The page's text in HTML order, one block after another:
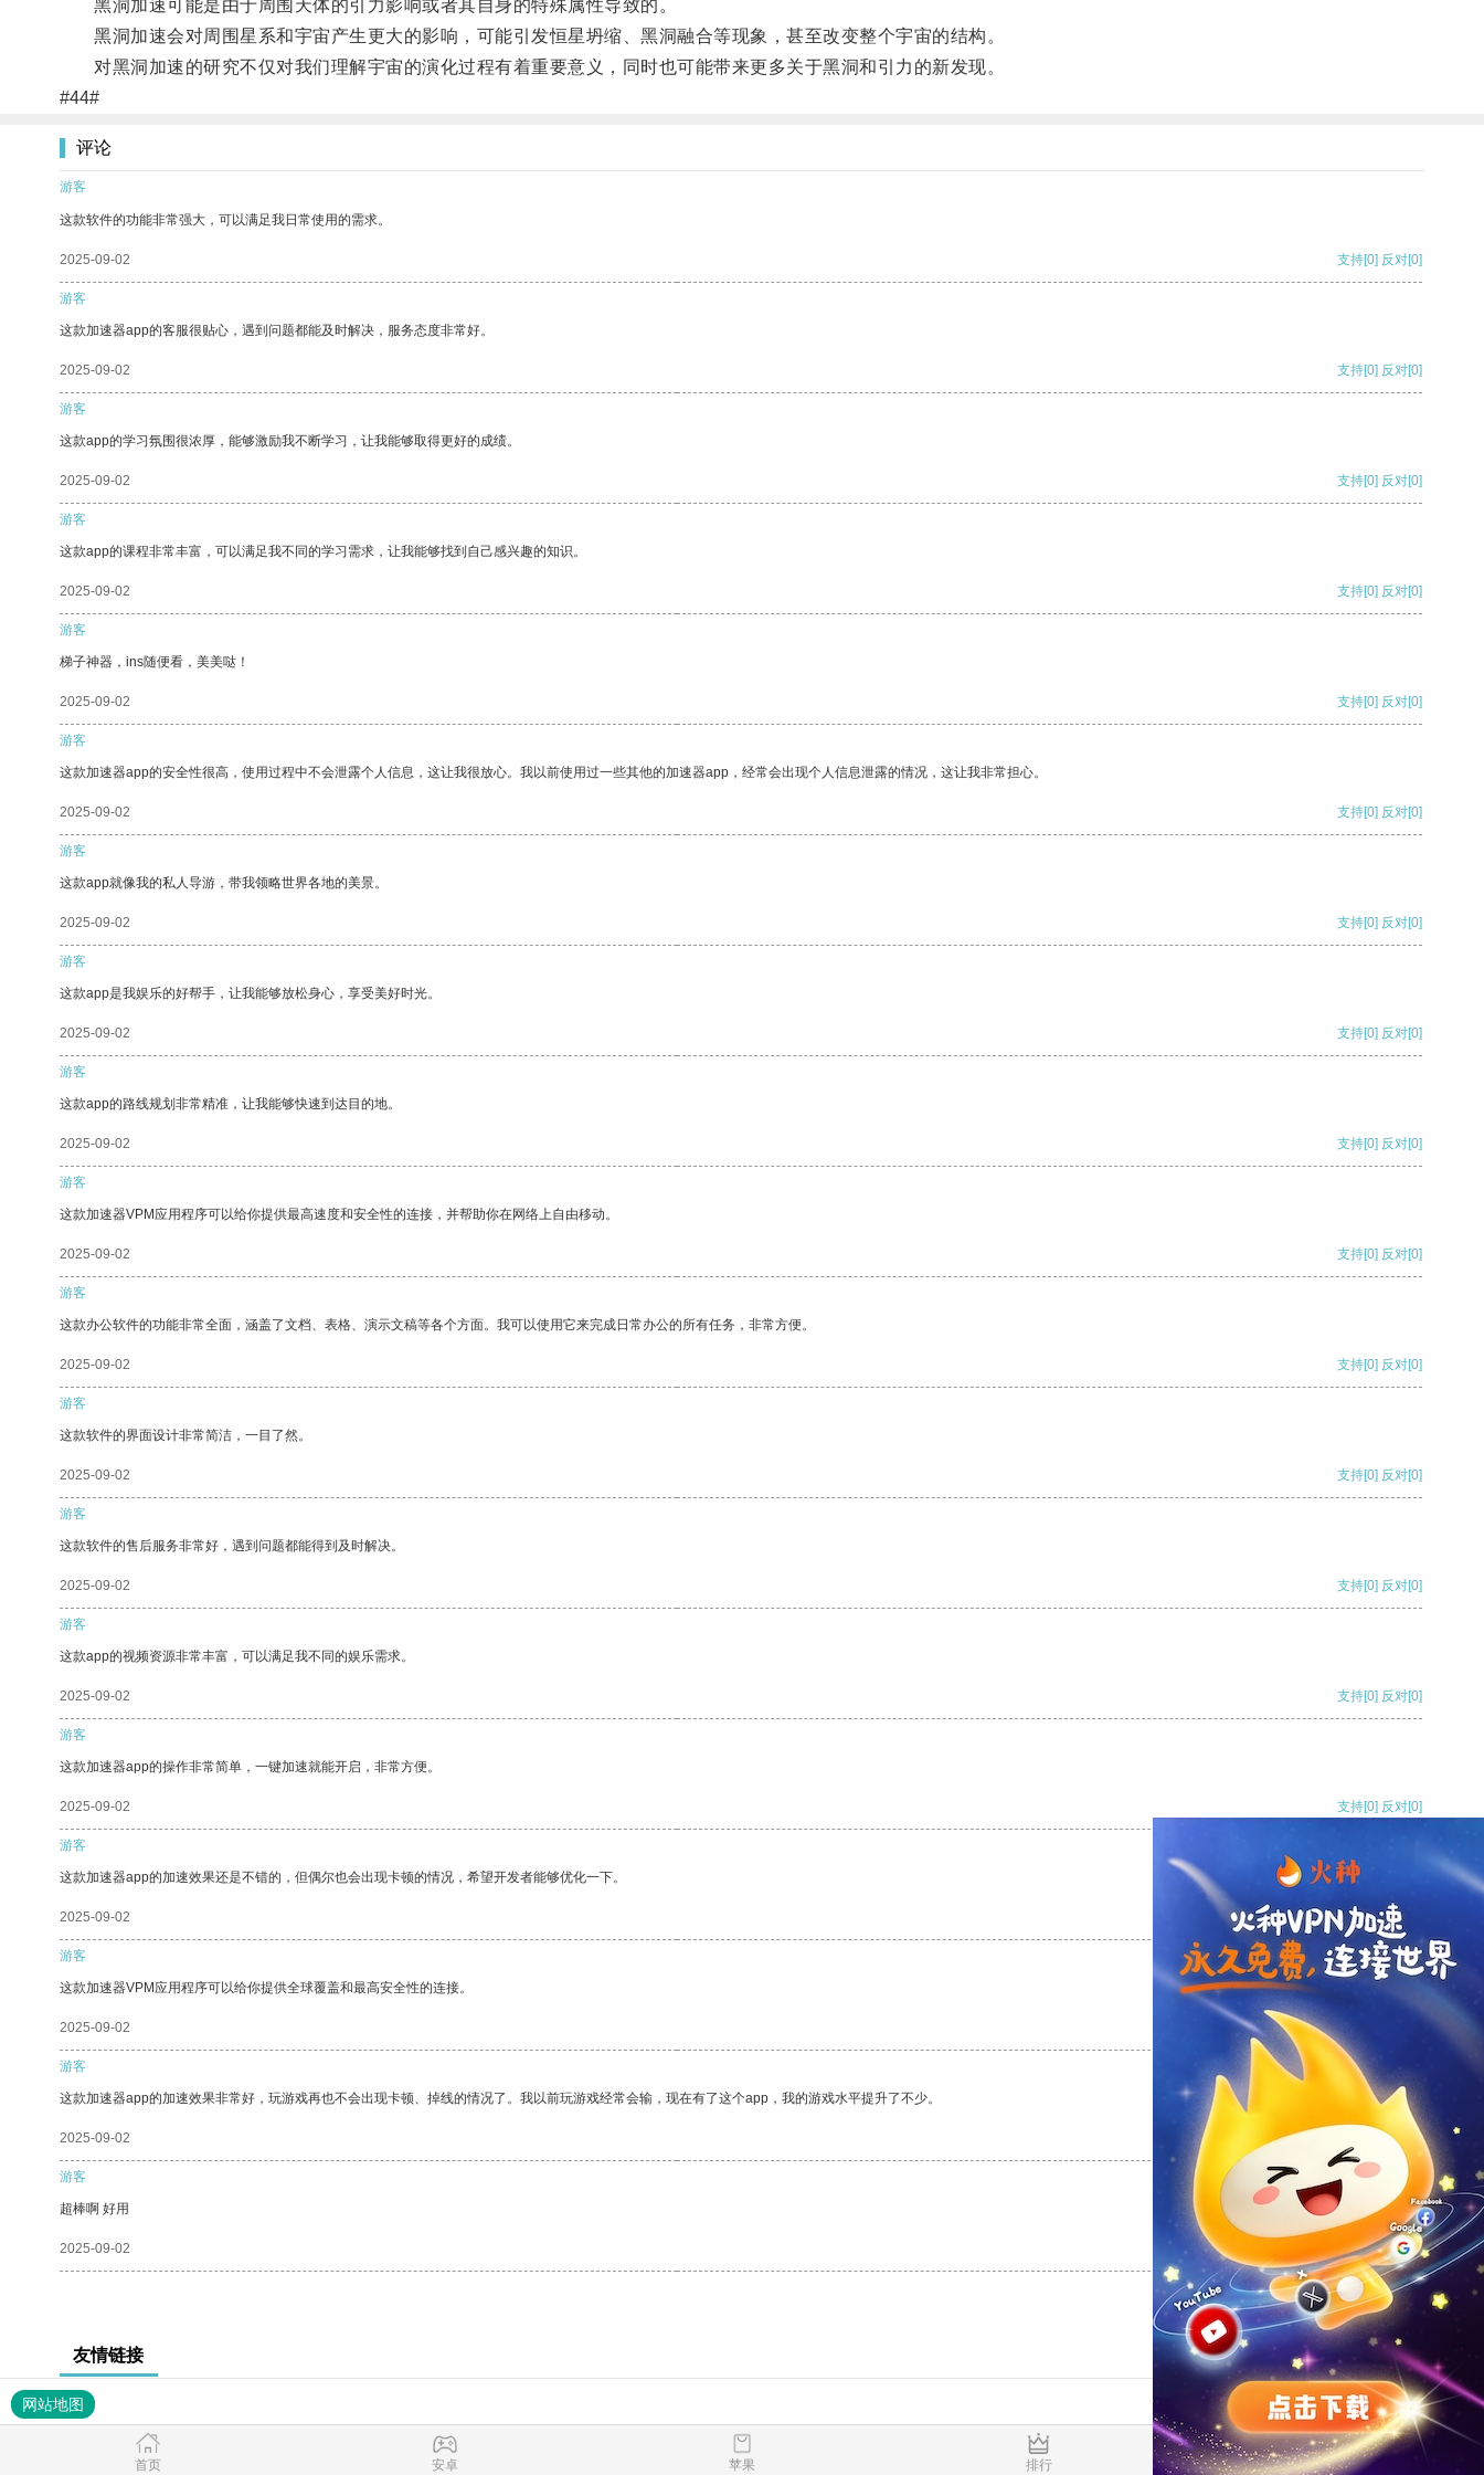
黑洞加速可能是由于周围天体的引力影响或者其自身的特殊属性导致的。
黑洞加速会对周围星系和宇宙产生更大的影响，可能引发恒星坍缩、黑洞融合等现象，甚至改变整个宇宙的结构。
对黑洞加速的研究不仅对我们理解宇宙的演化过程有着重要意义，同时也可能带来更多关于黑洞和引力的新发现。
#44#
评论
游客
这款软件的功能非常强大，可以满足我日常使用的需求。
2025-09-02 支持[0] 反对[0]
游客
这款加速器app的客服很贴心，遇到问题都能及时解决，服务态度非常好。
2025-09-02 支持[0] 反对[0]
游客
这款app的学习氛围很浓厚，能够激励我不断学习，让我能够取得更好的成绩。
2025-09-02 支持[0] 反对[0]
游客
这款app的课程非常丰富，可以满足我不同的学习需求，让我能够找到自己感兴趣的知识。
2025-09-02 支持[0] 反对[0]
游客
梯子神器，ins随便看，美美哒！
2025-09-02 支持[0] 反对[0]
游客
这款加速器app的安全性很高，使用过程中不会泄露个人信息，这让我很放心。我以前使用过一些其他的加速器app，经常会出现个人信息泄露的情况，这让我非常担心。
2025-09-02 支持[0] 反对[0]
游客
这款app就像我的私人导游，带我领略世界各地的美景。
2025-09-02 支持[0] 反对[0]
游客
这款app是我娱乐的好帮手，让我能够放松身心，享受美好时光。
2025-09-02 支持[0] 反对[0]
游客
这款app的路线规划非常精准，让我能够快速到达目的地。
2025-09-02 支持[0] 反对[0]
游客
这款加速器VPM应用程序可以给你提供最高速度和安全性的连接，并帮助你在网络上自由移动。
2025-09-02 支持[0] 反对[0]
游客
这款办公软件的功能非常全面，涵盖了文档、表格、演示文稿等各个方面。我可以使用它来完成日常办公的所有任务，非常方便。
2025-09-02 支持[0] 反对[0]
游客
这款软件的界面设计非常简洁，一目了然。
2025-09-02 支持[0] 反对[0]
游客
这款软件的售后服务非常好，遇到问题都能得到及时解决。
2025-09-02 支持[0] 反对[0]
游客
这款app的视频资源非常丰富，可以满足我不同的娱乐需求。
2025-09-02 支持[0] 反对[0]
游客
这款加速器app的操作非常简单，一键加速就能开启，非常方便。
2025-09-02 支持[0] 反对[0]
游客
这款加速器app的加速效果还是不错的，但偶尔也会出现卡顿的情况，希望开发者能够优化一下。
2025-09-02 支持[0] 反对
游客
这款加速器VPM应用程序可以给你提供全球覆盖和最高安全性的连接。
2025-09-02 支持
游客
这款加速器app的加速效果非常好，玩游戏再也不会出现卡顿、掉线的情况了。我以前玩游戏经常会输，现在有了这个app，我的游戏水平提升了不少。
2025-09-02 反对 [0]
游客
超棒啊 好用
2025-09-02 支持[0] 反对[0]
友情链接
网站地图
首页 安卓 苹果 排行 推荐